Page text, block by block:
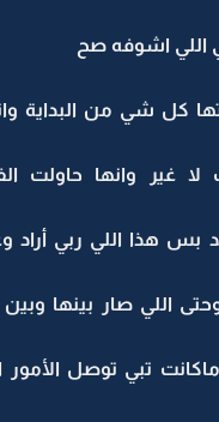
اللي اشوفه صح
كل شي من البداية
لا غير وانها حاولت
بس هذا اللي ربي أراد
اللي صار بينها
تبي توصل الأمور